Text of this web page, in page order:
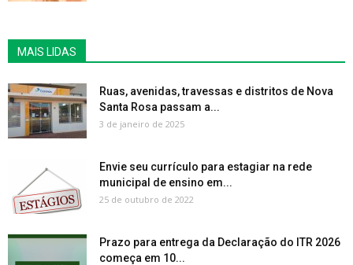
MAIS LIDAS
Ruas, avenidas, travessas e distritos de Nova
Santa Rosa passam a...
3 de janeiro de 2025
Envie seu currículo para estagiar na rede
municipal de ensino em...
25 de outubro de 2022
Prazo para entrega da Declaração do ITR 2026
começa em 10...